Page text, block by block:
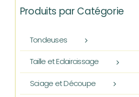
Produits par Catégorie
Tondeuses
Taille et Eclaircissage
Sciage et Découpe